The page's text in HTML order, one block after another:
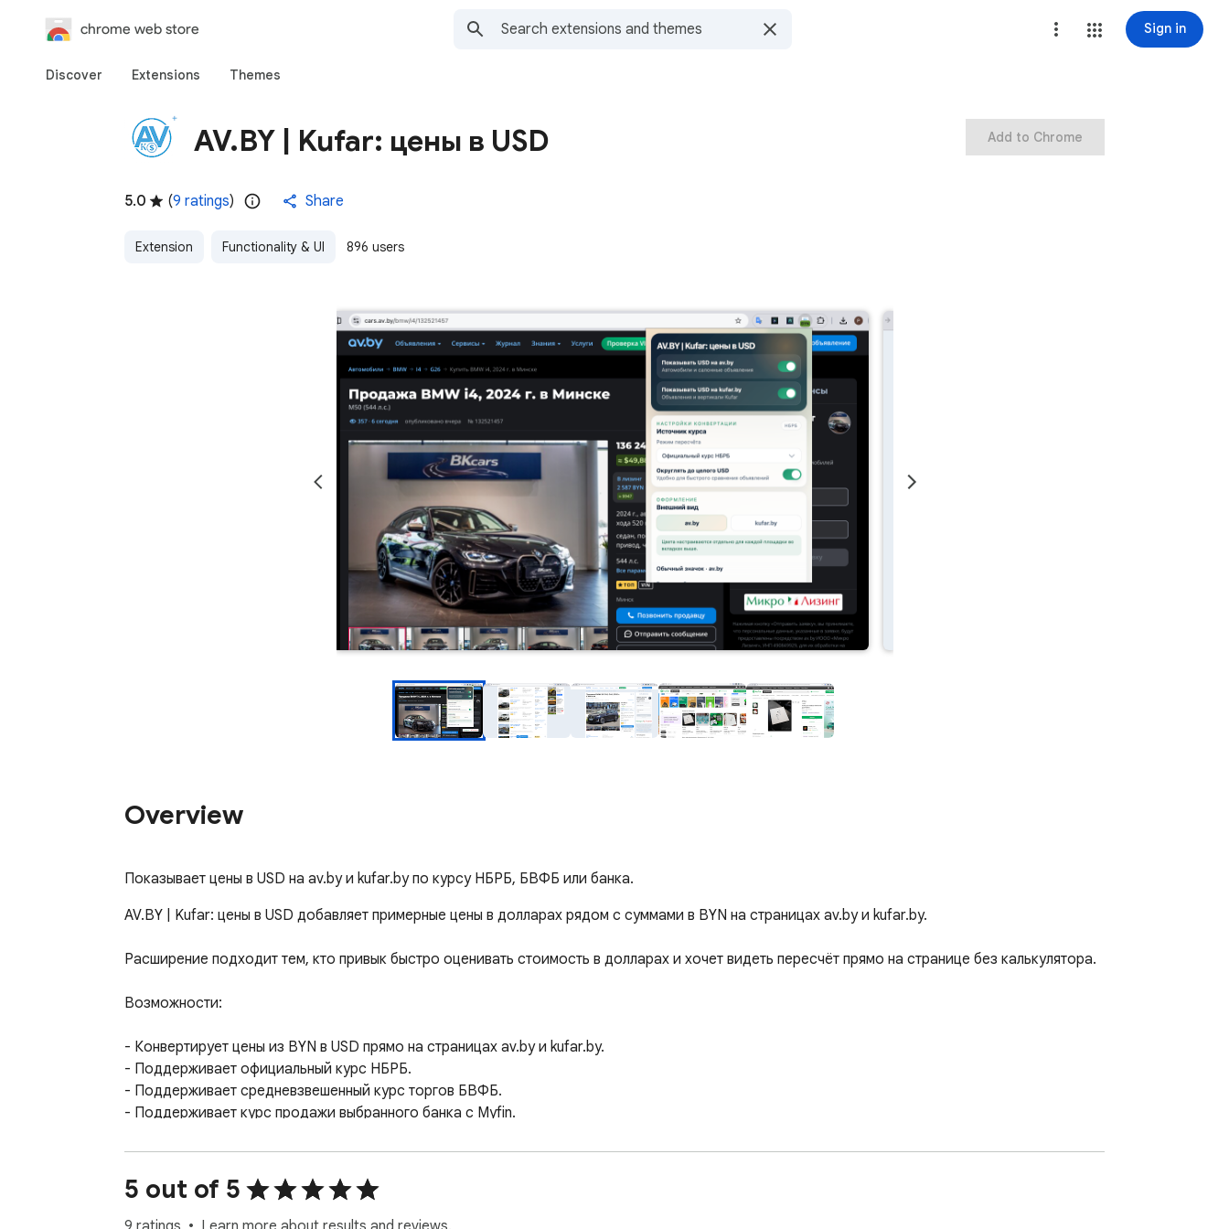
chrome web store Sign in
Discover Extensions Themes
AV.BY | Kufar: цены в USD
5.0 (9 ratings) Share
Extension Functionality & UI 896 users
Add to Chrome
Overview
Показывает цены в USD на av.by и kufar.by по курсу НБРБ, БВФБ или банка.
AV.BY | Kufar: цены в USD добавляет примерные цены в долларах рядом с суммами в BYN на страницах av.by и kufar.by.
Расширение подходит тем, кто привык быстро оценивать стоимость в долларах и хочет видеть пересчёт прямо на странице без калькулятора.
Возможности:
- Конвертирует цены из BYN в USD прямо на страницах av.by и kufar.by.
- Поддерживает официальный курс НБРБ.
- Поддерживает средневзвешенный курс торгов БВФБ.
- Поддерживает курс продажи выбранного банка с Myfin.
- Использует кэш курсов и продолжает работать, если источник временно недоступен.
- Если выбранный источник недоступен, автоматически переключается на курс НБРБ.
- Работает с динамически обновляемыми страницами и повторно применяет пересчёт при навигации внутри сайта.
- Не дублирует пересчёт там, где цена в иностранной валюте уже указана на странице.
5 out of 5